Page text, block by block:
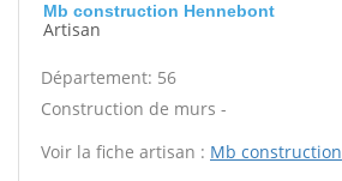
Mb construction Hennebont
Artisan
Département: 56
Construction de murs -
Voir la fiche artisan : Mb construction